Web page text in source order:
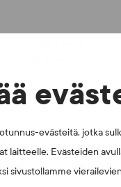
evästeitä, jotka
laitteelle. Evästeiden
sivustollamme
palvelun kautta.
rikkomuksia
kriittisesti
ja niiden
päätökset
toimenpiteisiin.
tai aiempia